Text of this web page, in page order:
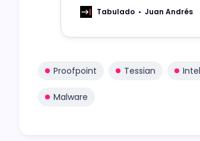
Tabulado Juan Andrés
Proofpoint Tessian
Malware